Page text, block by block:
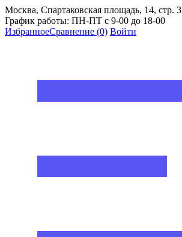
Москва, Спартаковская площадь, 14, стр. 3
График работы: ПН-ПТ с 9-00 до 18-00
ИзбранноеСравнение (0) Войти